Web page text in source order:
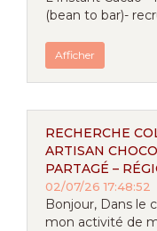
(bean to bar)-
Afficher
RECHERCHE
ARTISAN
PARTAGÉ –
02/07/26 17:48:52
Bonjour, Dans le
mon activité de